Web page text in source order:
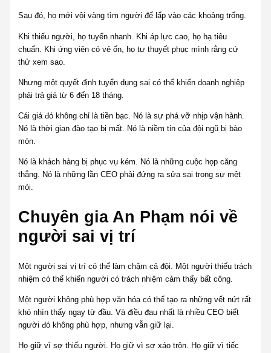
Sau đó, họ mới vội vàng tìm người để lấp vào các khoảng trống.
Khi thiếu người, họ tuyển nhanh. Khi áp lực cao, họ hạ tiêu
chuẩn. Khi ứng viên có vẻ ổn, họ tự thuyết phục mình rằng cứ
thử xem sao.
Nhưng một quyết định tuyển dụng sai có thể khiến doanh nghiệp
phải trả giá từ 6 đến 18 tháng.
Cái giá đó không chỉ là tiền bạc. Nó là sự phá vỡ nhịp vận hành.
Nó là thời gian đào tạo bị mất. Nó là niềm tin của đội ngũ bị bào
mòn.
Nó là khách hàng bị phục vụ kém. Nó là những cuộc họp căng
thẳng. Nó là những lần CEO phải đứng ra sửa sai trong sự mệt
mỏi.
Chuyên gia An Phạm nói về
người sai vị trí
Một người sai vị trí có thể làm chậm cả đội. Một người thiếu trách
nhiệm có thể khiến người có trách nhiệm cảm thấy bất công.
Một người không phù hợp văn hóa có thể tạo ra những vết nứt rất
khó nhìn thấy ngay từ đầu. Và điều đau nhất là nhiều CEO biết
người đó không phù hợp, nhưng vẫn giữ lại.
Họ giữ vì sợ thiếu người. Họ giữ vì sợ xáo trộn. Họ giữ vì tiếc